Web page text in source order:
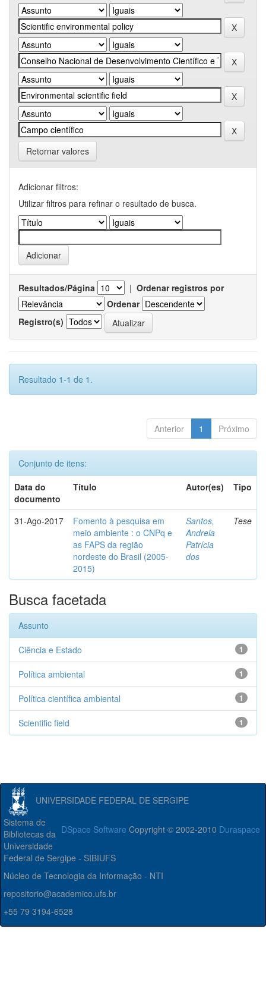
Retornar valores
Adicionar filtros:
Utilizar filtros para refinar o resultado de busca.
Resultados/Página | Ordenar registros por
Ordenar
Registro(s)
Resultado 1-1 de 1.
Anterior 1 Próximo
Conjunto de itens:
Data do
documento
Título Autor(es) Tipo
31-Ago-2017
Fomento à pesquisa em
meio ambiente : o CNPq e
as FAPS da região
nordeste do Brasil (2005-
2015)
Santos,
Andreia
Patrícia
dos
Tese
Busca facetada
Assunto
1
Ciência e Estado
1
Política ambiental
1
Política científica ambiental
1
Scientific field
UNIVERSIDADE FEDERAL DE SERGIPE
DSpace Software Copyright © 2002-2010 Duraspace
Sistema de
Bibliotecas da
Universidade
Federal de Sergipe - SIBIUFS
Núcleo de Tecnologia da Informação - NTI
repositorio@academico.ufs.br
+55 79 3194-6528